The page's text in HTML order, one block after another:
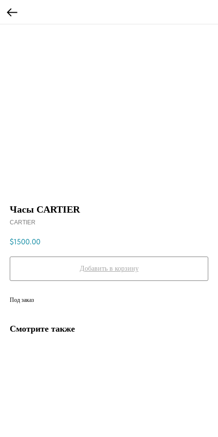
Часы CARTIER
CARTIER
$1500.00
Добавить в корзину
Под заказ
Смотрите также